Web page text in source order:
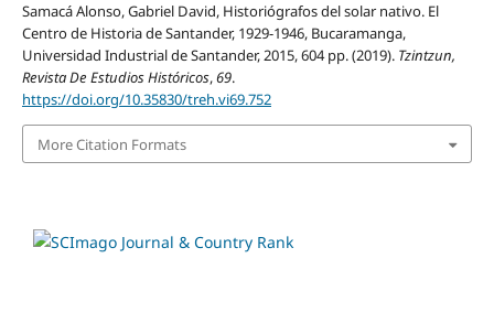
Samacá Alonso, Gabriel David, Historiógrafos del solar nativo. El
Centro de Historia de Santander, 1929-1946, Bucaramanga,
Universidad Industrial de Santander, 2015, 604 pp. (2019). Tzintzun,
Revista De Estudios Históricos,69.
https://doi.org/10.35830/treh.vi69.752
More Citation Formats